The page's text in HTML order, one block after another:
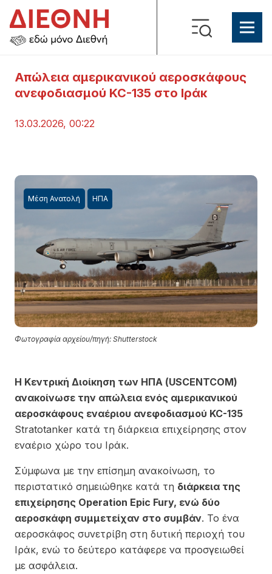
Απώλεια αμερικανικού αεροσκάφους
ανεφοδιασμού KC-135 στο Ιράκ
13.03.2026, 00:22
Φωτογραφία αρχείου/πηγή: Shutterstock
Μέση Ανατολή ΗΠΑ
Η Κεντρική Διοίκηση των ΗΠΑ (USCENTCOM)
ανακοίνωσε την απώλεια ενός αμερικανικού
αεροσκάφους εναέριου ανεφοδιασμού KC-135
Stratotanker κατά τη διάρκεια επιχείρησης στον
εναέριο χώρο του Ιράκ.
Σύμφωνα με την επίσημη ανακοίνωση, το
περιστατικό σημειώθηκε κατά τη διάρκεια της
επιχείρησης Operation Epic Fury, ενώ δύο
αεροσκάφη συμμετείχαν στο συμβάν. Το ένα
αεροσκάφος συνετρίβη στη δυτική περιοχή του
Ιράκ, ενώ το δεύτερο κατάφερε να προσγειωθεί
με ασφάλεια.